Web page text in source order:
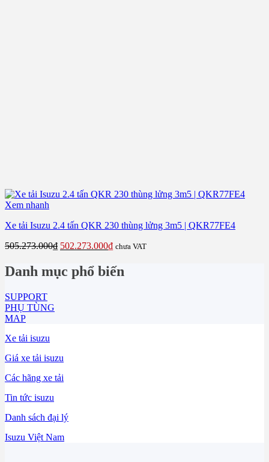
Xem nhanh
Xe tải Isuzu 2.4 tấn QKR 230 thùng lửng 3m5 | QKR77FE4
505.273.000₫ Giá
505.273.000₫.
502.273.000₫Giá
tại
là:
chưa VAT
Danh mục phổ biến
SUPPORT
PHỤ TÙNG
MAP
Xe tải isuzu
Giá xe tải isuzu
Các hãng xe tải
Tin tức isuzu
Danh sách đại lý
Isuzu Việt Nam